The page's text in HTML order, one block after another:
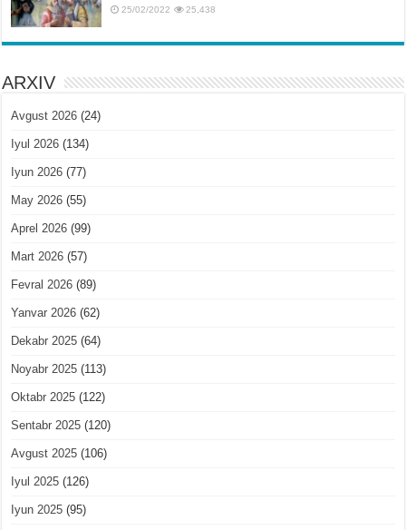
25/02/2022 25,438
ARXIV
Avgust 2026 (24)
Iyul 2026 (134)
Iyun 2026 (77)
May 2026 (55)
Aprel 2026 (99)
Mart 2026 (57)
Fevral 2026 (89)
Yanvar 2026 (62)
Dekabr 2025 (64)
Noyabr 2025 (113)
Oktabr 2025 (122)
Sentabr 2025 (120)
Avgust 2025 (106)
Iyul 2025 (126)
Iyun 2025 (95)